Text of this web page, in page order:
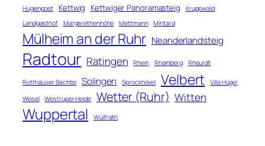
Hugenpoet Kettwig Kettwiger Panoramasteig
Kruppwald
Landgasthof
Margarethenhöhe Mettmann Mintard
Mülheim an der Ruhr Neanderlandsteig
Radtour Ratingen Rhein Rheinberg Rheurdt
Rotthäuser Bachtal Solingen Sprockhövel Velbert
Villa Hügel
Wesel
Westruper Heide Wetter (Ruhr) Witten
Wuppertal Wülfrath